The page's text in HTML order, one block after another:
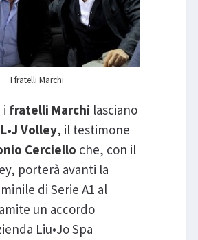
I fratelli Marchi
i fratelli Marchi lasciano
L•J Volley, il testimone
Cerciello che, con il
porterà avanti la
di Serie A1 al
un accordo
Liu•Jo Spa